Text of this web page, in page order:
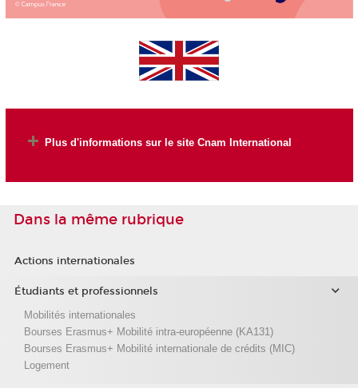
Plus d'informations sur le site Cnam International
Dans la même rubrique
Actions internationales
Étudiants et professionnels
Mobilités internationales
Bourses Erasmus+ Mobilité intra-européenne (KA131)
Bourses Erasmus+ Mobilité internationale de crédits (MIC)
Logement